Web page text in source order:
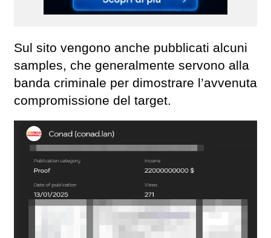
Sul sito vengono anche pubblicati alcuni
samples, che generalmente servono alla
banda criminale per dimostrare l’avvenuta
compromissione del target.